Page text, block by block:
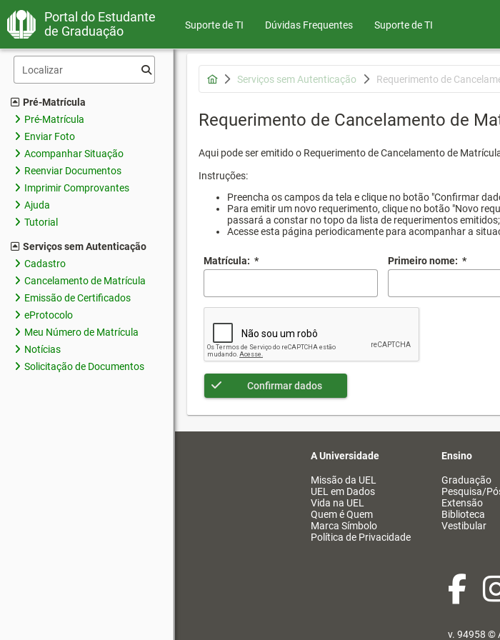
Portal do Estudante
de Graduação
Suporte de TI Dúvidas Frequentes Suporte de TI
Pré-Matrícula
Pré-Matrícula
Enviar Foto
Acompanhar Situação
Reenviar Documentos
Imprimir Comprovantes
Ajuda
Tutorial
Serviços sem Autenticação
Cadastro
Cancelamento de Matrícula
Emissão de Certificados
eProtocolo
Meu Número de Matrícula
Notícias
Solicitação de Documentos
Serviços sem Autenticação Requerimento de
Requerimento de Cancelamento de
Aqui pode ser emitido o Requerimento de Cancelamento de
Instruções:
Preencha os campos da tela e clique no botão "Confirmar
Para emitir um novo requerimento, clique no botão "Novo
passará a constar no topo da lista de requerimentos emitidos;
Acesse esta página periodicamente para acompanhar a
Matrícula: * Primeiro nome: *
Confirmar dados
A Universidade
Missão da UEL
UEL em Dados
Vida na UEL
Quem é Quem
Marca Símbolo
Política de Privacidade
Ensino
Graduação
Pesquisa/
Extensão
Biblioteca
Vestibular
v. 94958 ©